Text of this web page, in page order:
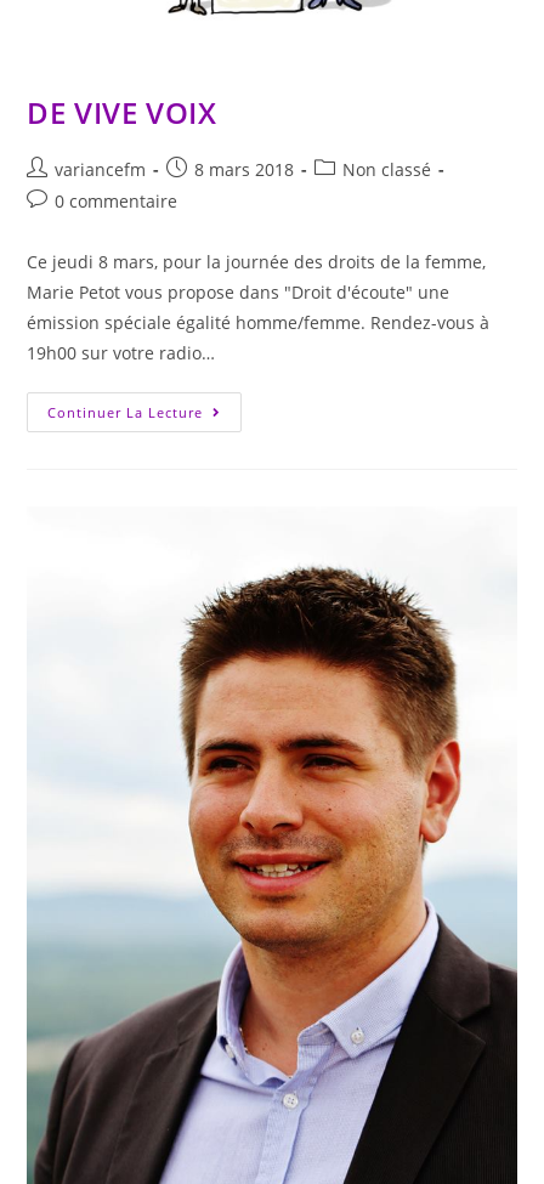
DE VIVE VOIX
variancefm 8 mars 2018
Non classé
0 commentaire
Ce jeudi 8 mars, pour la journée des droits de la femme,
Marie Petot vous propose dans "Droit d'écoute" une
émission spéciale égalité homme/femme. Rendez-vous à
19h00 sur votre radio…
Continuer La Lecture